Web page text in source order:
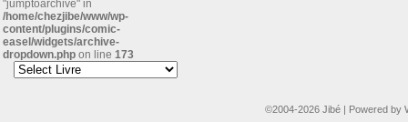
"jumptoarchive" in
/home/chezjibe/www/wp-
content/plugins/comic-
easel/widgets/archive-
dropdown.php on line 173
©2004-2026 Jibé | Powered by